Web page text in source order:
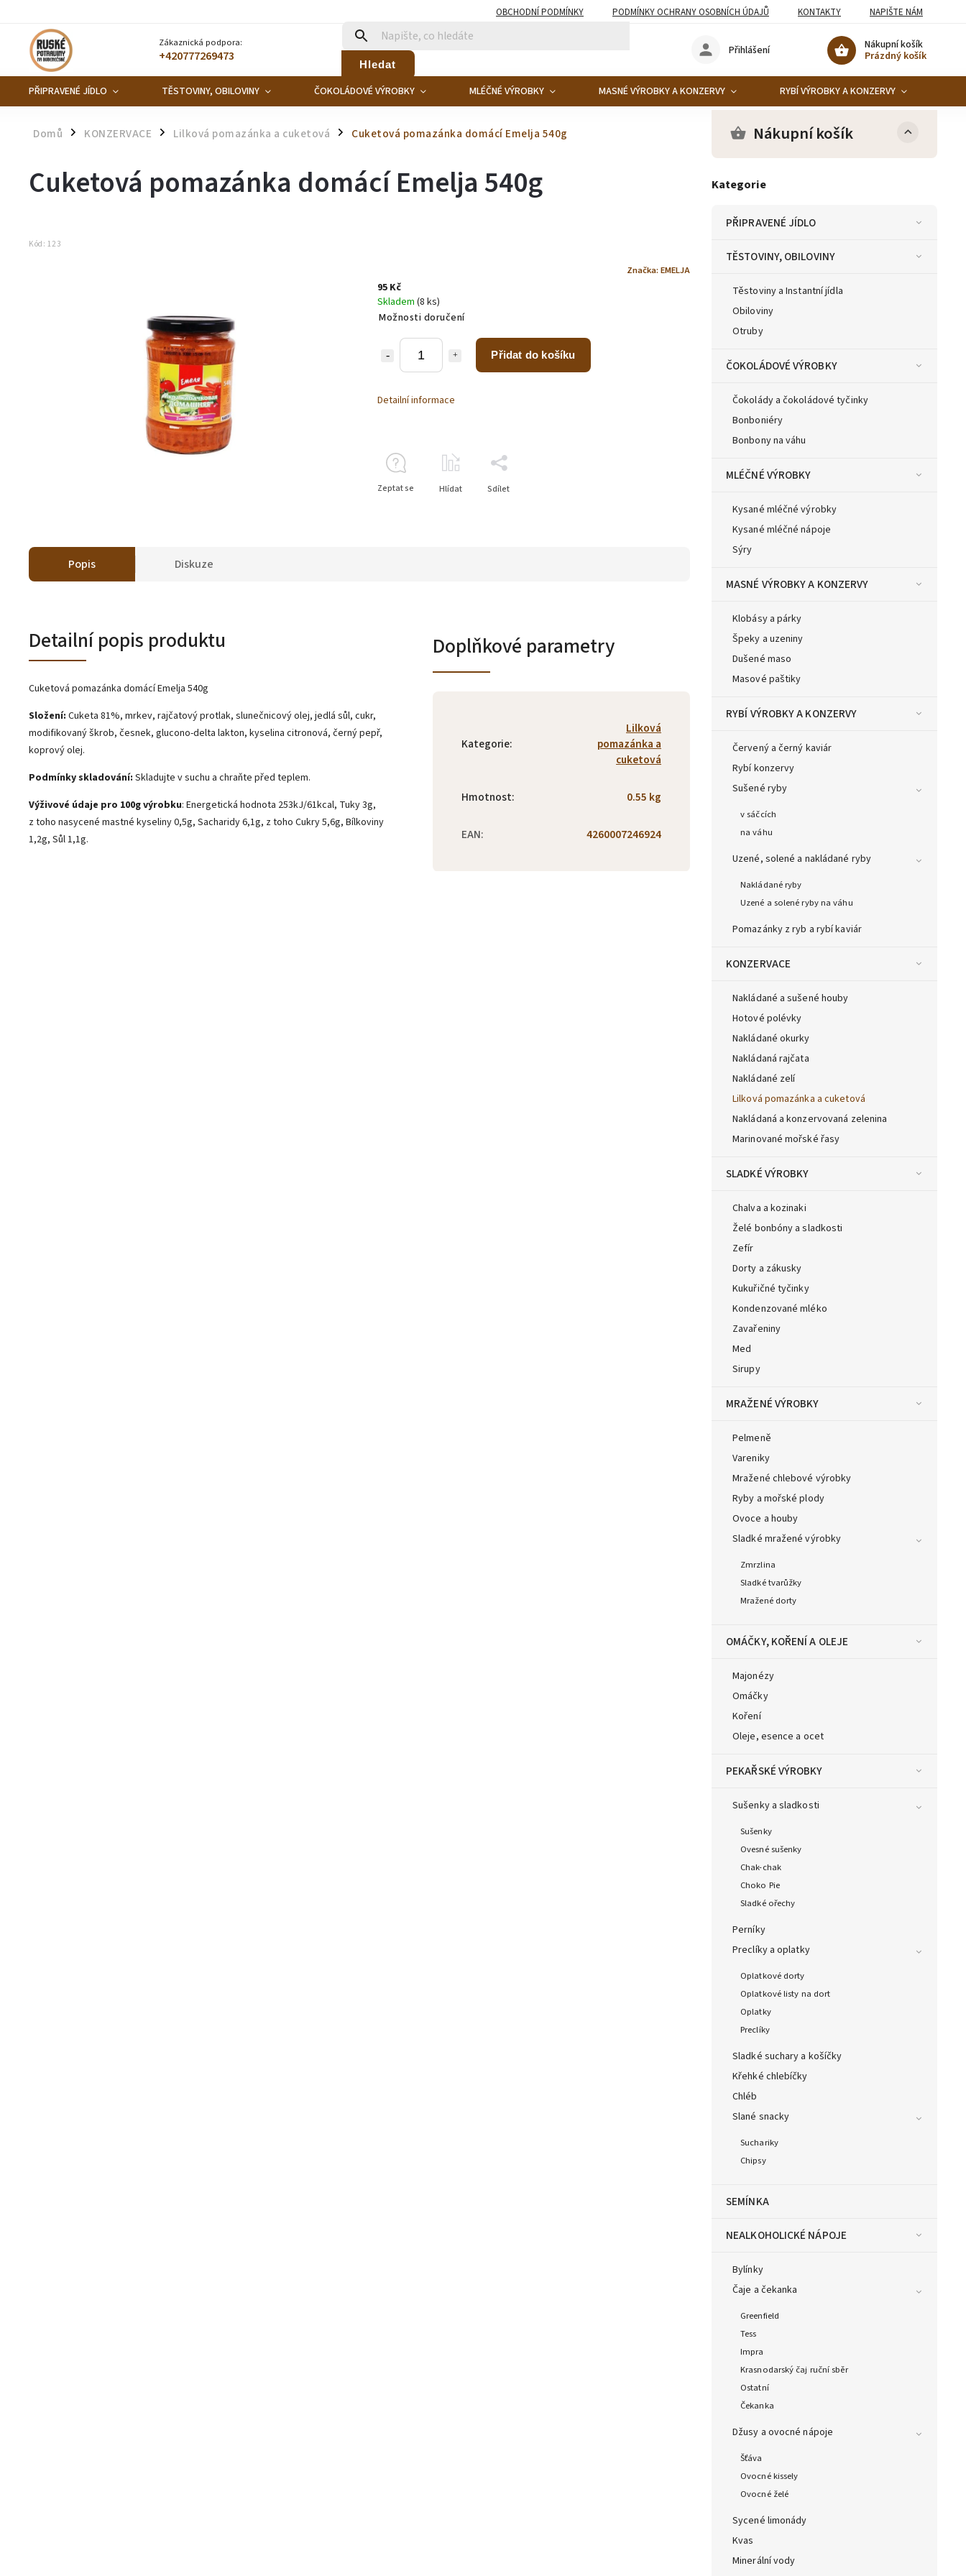
OBCHODNÍ PODMÍNKY PODMÍNKY OCHRANY OSOBNÍCH ÚDAJŮ KONTAKTY NAPIŠTE NÁM
Zákaznická podpora:
+420777269473 Hledat
Nákupní košík
Prázdný košík
Přihlášení
PŘIPRAVENÉ JÍDLO TĚSTOVINY, OBILOVINY ČOKOLÁDOVÉ VÝROBKY MLÉČNÉ VÝROBKY MASNÉ VÝROBKY A KONZERVY RYBÍ VÝROBKY A KONZERVY
Domů / KONZERVACE / Lilková pomazánka a cuketová / Cuketová pomazánka domácí Emelja 540g Nákupní košík
Kategorie
PŘIPRAVENÉ JÍDLO
TĚSTOVINY, OBILOVINY
Těstoviny a Instantní jídla
Obiloviny
Otruby
ČOKOLÁDOVÉ VÝROBKY
Čokolády a čokoládové tyčinky
Bonboniéry
Bonbony na váhu
MLÉČNÉ VÝROBKY
Kysané mléčné výrobky
Kysané mléčné nápoje
Sýry
MASNÉ VÝROBKY A KONZERVY
Klobásy a párky
Špeky a uzeniny
Dušené maso
Masové paštiky
RYBÍ VÝROBKY A KONZERVY
Červený a černý kaviár
Rybí konzervy
Sušené ryby
v sáčcích
na váhu
Uzené, solené a nakládané ryby
Nakládané ryby
Uzené a solené ryby na váhu
Pomazánky z ryb a rybí kaviár
KONZERVACE
Nakládané a sušené houby
Hotové polévky
Nakládané okurky
Nakládaná rajčata
Nakládané zelí
Lilková pomazánka a cuketová
Nakládaná a konzervovaná zelenina
Marinované mořské řasy
SLADKÉ VÝROBKY
Chalva a kozinaki
Želé bonbóny a sladkosti
Zefír
Dorty a zákusky
Kukuřičné tyčinky
Kondenzované mléko
Zavařeniny
Med
Sirupy
MRAŽENÉ VÝROBKY
Pelmeně
Vareniky
Mražené chlebové výrobky
Ryby a mořské plody
Ovoce a houby
Sladké mražené výrobky
Zmrzlina
Sladké tvarůžky
Mražené dorty
OMÁČKY, KOŘENÍ A OLEJE
Majonézy
Omáčky
Koření
Oleje, esence a ocet
PEKAŘSKÉ VÝROBKY
Sušenky a sladkosti
Sušenky
Ovesné sušenky
Chak-chak
Choko Pie
Sladké ořechy
Perníky
Preclíky a oplatky
Oplatkové dorty
Oplatkové listy na dort
Oplatky
Preclíky
Sladké suchary a košíčky
Křehké chlebíčky
Chléb
Slané snacky
Suchariky
Chipsy
SEMÍNKA
NEALKOHOLICKÉ NÁPOJE
Bylínky
Čaje a čekanka
Greenfield
Tess
Impra
Krasnodarský čaj ruční sběr
Ostatní
Čekanka
Džusy a ovocné nápoje
Šťáva
Ovocné kissely
Ovocné želé
Sycené limonády
Kvas
Minerální vody
Cuketová pomazánka domácí Emelja 540g
Kód: 123
Značka: EMELJA
95 Kč
Skladem (8 ks)
Možnosti doručení
Přidat do košíku
Detailní informace
Zeptat se Hlídat Sdílet
Popis Diskuze
Detailní popis produktu
Cuketová pomazánka domácí Emelja 540g
Složení: Cuketa 81%, mrkev, rajčatový protlak, slunečnicový olej, jedlá sůl, cukr,
modifikovaný škrob, česnek, glucono-delta lakton, kyselina citronová, černý pepř,
koprový olej.
Podmínky skladování: Skladujte v suchu a chraňte před teplem.
Výživové údaje pro 100g výrobku: Energetická hodnota 253kJ/61kcal, Tuky 3g,
z toho nasycené mastné kyseliny 0,5g, Sacharidy 6,1g, z toho Cukry 5,6g, Bílkoviny
1,2g, Sůl 1,1g.
Doplňkové parametry
Kategorie:
Lilková
pomazánka a
cuketová
Hmotnost: 0.55 kg
EAN: 4260007246924